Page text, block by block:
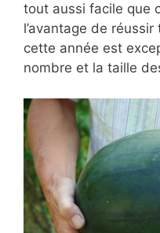
tout aussi facile que
l’avantage de
cette année est
nombre et la taille